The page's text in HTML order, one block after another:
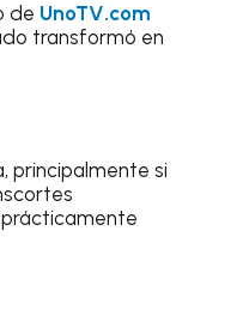
de UnoTV.com
transformó en
principalmente si
prácticamente